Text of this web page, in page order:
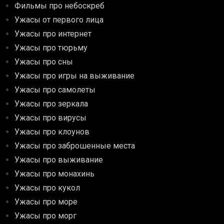
Фильмы про небоскреб
Ужасы от первого лица
Ужасы про интернет
Ужасы про тюрьму
Ужасы про сны
Ужасы про игры на выживание
Ужасы про самолеты
Ужасы про зеркала
Ужасы про вирусы
Ужасы про клоунов
Ужасы про заброшенные места
Ужасы про выживание
Ужасы про монахинь
Ужасы про кукол
Ужасы про море
Ужасы про морг